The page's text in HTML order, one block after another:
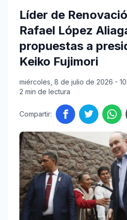
Líder de
Rafael López
propuestas a
Keiko Fujimori
miércoles, 8 de julio de 2026 -
2 min de lectura
Compartir: